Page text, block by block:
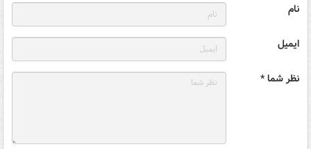
نام
ایمیل
نظر شما *